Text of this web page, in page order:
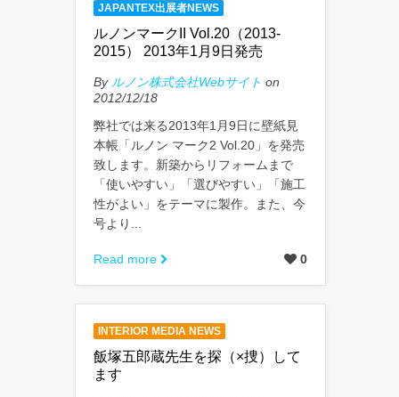
JAPANTEX出展者NEWS
ルノンマークII Vol.20（2013-
2015） 2013年1月9日発売
By ルノン株式会社Webサイト on
2012/12/18
弊社では来る2013年1月9日に壁紙見
本帳「ルノン マーク2 Vol.20」を発売
致します。新築からリフォームまで
「使いやすい」「選びやすい」「施工
性がよい」をテーマに製作。また、今
号より...
Read more 0
INTERIOR MEDIA NEWS
飯塚五郎蔵先生を探（×捜）して
ます